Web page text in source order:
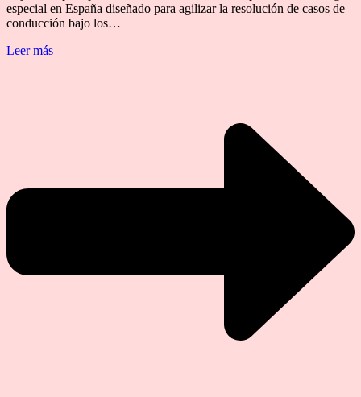
especial en España diseñado para agilizar la resolución de casos de
conducción bajo los…
Leer más